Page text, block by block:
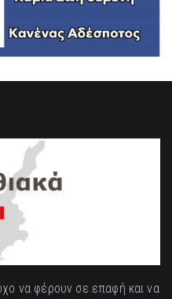
να φέρουν σε επαφή και να